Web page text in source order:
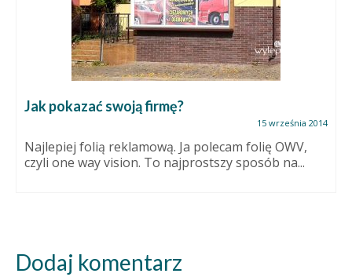
Jak pokazać swoją firmę?
15 września 2014
Najlepiej folią reklamową. Ja polecam folię OWV,
czyli one way vision. To najprostszy sposób na...
Dodaj komentarz